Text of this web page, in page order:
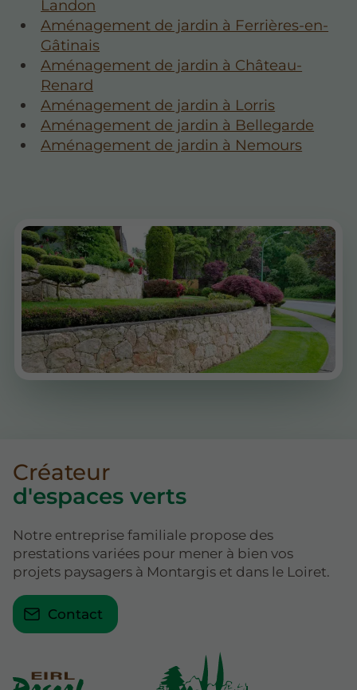
Landon
Aménagement de jardin à Ferrières-en-
Gâtinais
Aménagement de jardin à Château-
Renard
Aménagement de jardin à Lorris
Aménagement de jardin à Bellegarde
Aménagement de jardin à Nemours
Créateur
d'espaces verts
Notre entreprise familiale propose des
prestations variées pour mener à bien vos
projets paysagers à Montargis et dans le Loiret.
Contact